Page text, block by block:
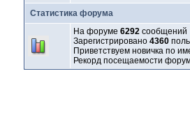
Статистика форума
На форуме 6292сообщений
Зарегистрировано 4360
Приветствуем новичка по
Рекорд посещаемости